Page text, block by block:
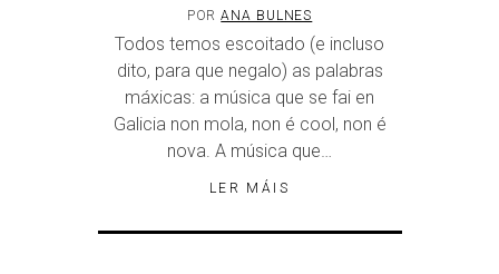
PORANA BULNES
Todos temos escoitado (e incluso
dito, para que negalo) as palabras
máxicas: a música que se fai en
Galicia non mola, non é cool, non é
nova. A música que…
LER MÁIS